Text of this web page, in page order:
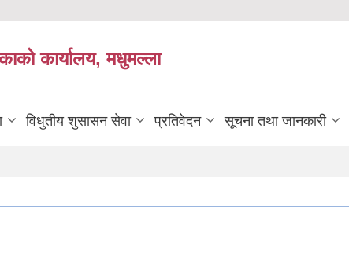
कार्यालय, मधुमल्ला
विधुतीय शुसासन सेवा प्रतिवेदन सूचना तथा जानकारी